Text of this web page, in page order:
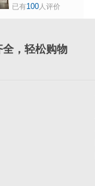
推拉门藤编衣帽间
已有100人评价
全，轻松购物